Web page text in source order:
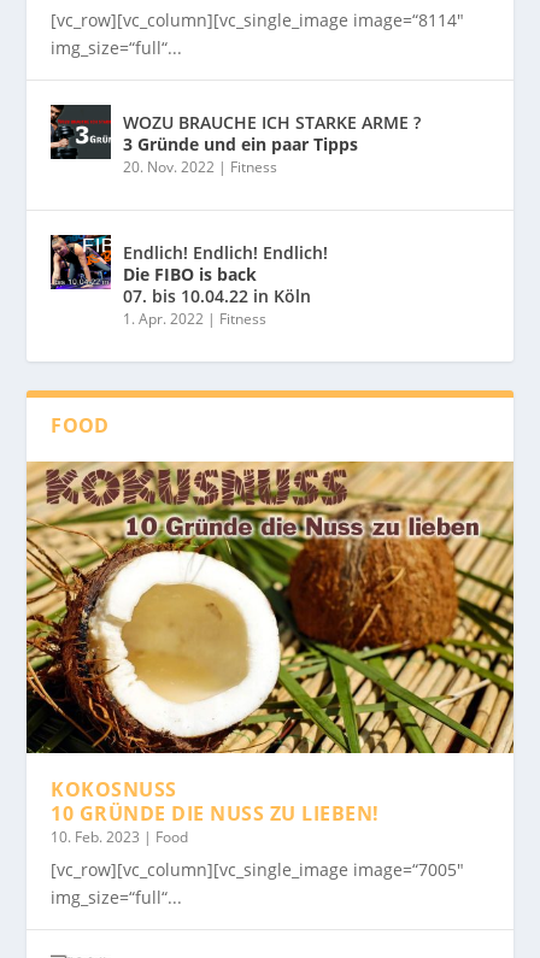
[vc_row][vc_column][vc_single_image image=“8114″
img_size=“full“...
WOZU BRAUCHE ICH STARKE ARME ?
3 Gründe und ein paar Tipps
20. Nov. 2022 | Fitness
Endlich! Endlich! Endlich!
Die FIBO is back
07. bis 10.04.22 in Köln
1. Apr. 2022 | Fitness
FOOD
KOKOSNUSS
10 GRÜNDE DIE NUSS ZU LIEBEN!
10. Feb. 2023 | Food
[vc_row][vc_column][vc_single_image image=“7005″
img_size=“full“...